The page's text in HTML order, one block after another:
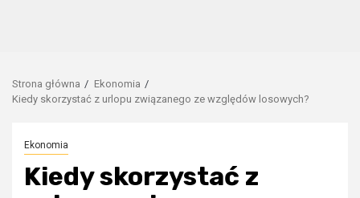
Strona główna
Ekonomia
Kiedy skorzystać z urlopu związanego ze względów losowych?
Ekonomia
Kiedy skorzystać z